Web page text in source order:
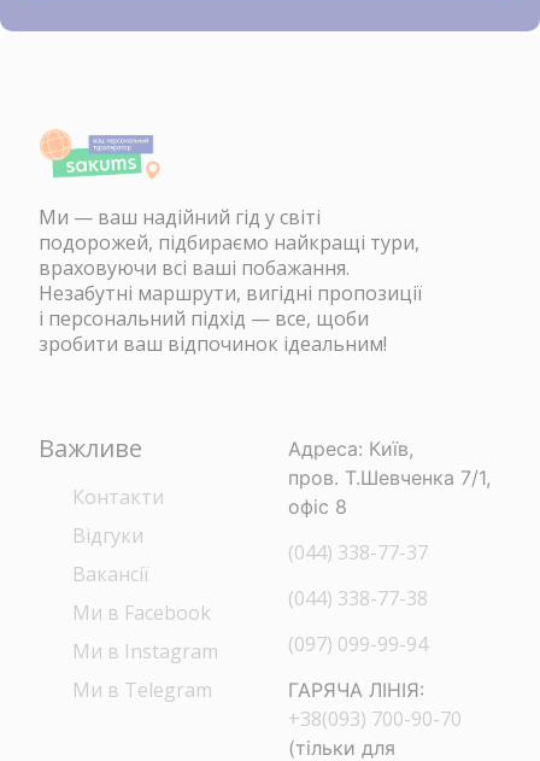
Ми — ваш надійний гід у світі
подорожей, підбираємо найкращі тури,
враховуючи всі ваші побажання.
Незабутні маршрути, вигідні пропозиції
і персональний підхід — все, щоби
зробити ваш відпочинок ідеальним!
Важливе
Контакти
Відгуки
Вакансії
Ми в Facebook
Ми в Instagram
Ми в Telegram
Адреса: Київ,
пров. Т.Шевченка 7/1,
офіс 8
(044) 338-77-37
(044) 338-77-38
(097) 099-99-94
ГАРЯЧА ЛІНІЯ:
+38(093) 700-90-70
(тільки для